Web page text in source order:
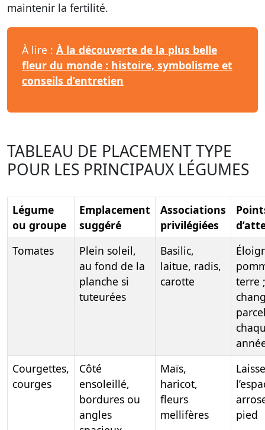
maintenir la fertilité.
À lire : À la découverte de la plus belle
fleur du monde : histoire, symbolisme et
conseils d’entretien
TABLEAU DE PLACEMENT TYPE
POUR LES PRINCIPAUX LÉGUMES
Légume
ou groupe
Emplacement
suggéré
Associations
privilégiées
Tomates
Plein soleil,
au fond de la
planche si
tuteurées
Basilic,
laitue, radis,
carotte
terre ;
Courgettes,
courges
Côté
ensoleillé,
bordures ou
angles
Maïs,
haricot,
fleurs
mellifères
pied